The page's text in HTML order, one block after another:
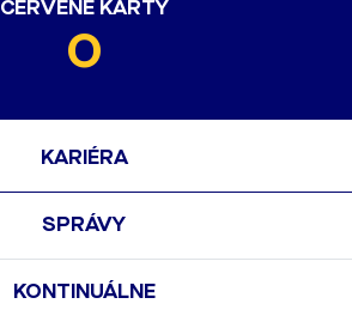
ČERVENÉ KARTY
0
KARIÉRA
SPRÁVY
KONTINUÁLNE